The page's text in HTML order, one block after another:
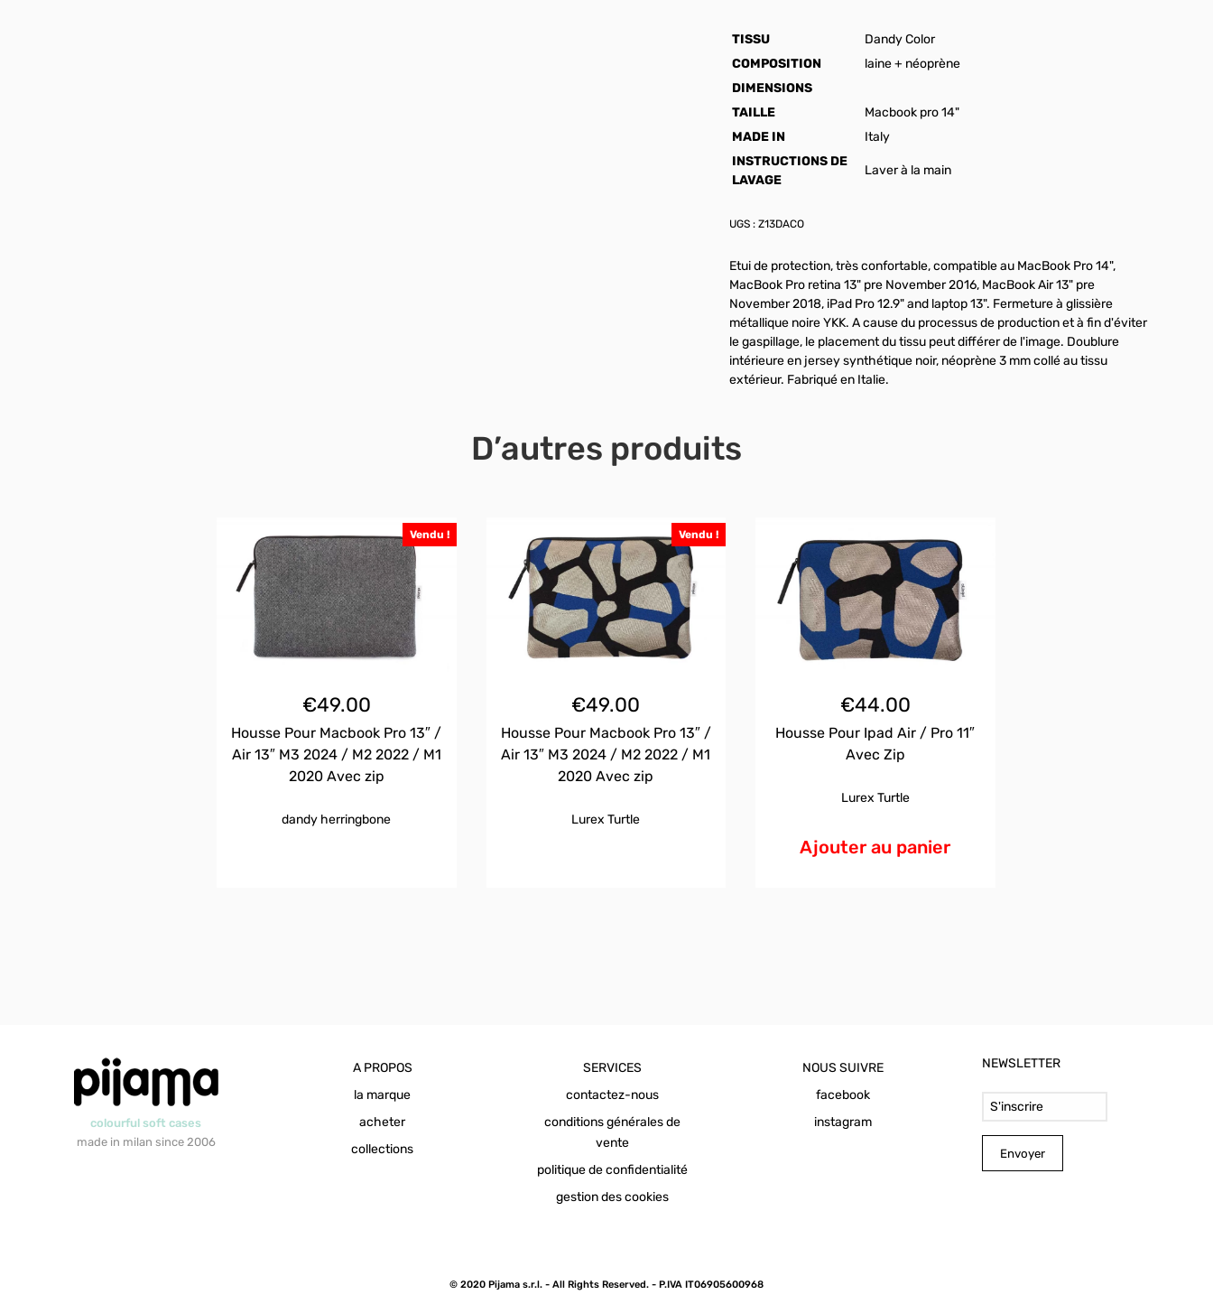
TISSU
Dandy Color
COMPOSITION
laine + néoprène
DIMENSIONS
TAILLE
Macbook pro 14"
MADE IN
Italy
INSTRUCTIONS DE
LAVAGE
Laver à la main
UGS : Z13DACO
Etui de protection, très confortable, compatible au MacBook Pro 14",
MacBook Pro retina 13" pre November 2016, MacBook Air 13" pre
November 2018, iPad Pro 12.9" and laptop 13". Fermeture à glissière
métallique noire YKK. A cause du processus de production et à fin d'éviter
le gaspillage, le placement du tissu peut différer de l'image. Doublure
intérieure en jersey synthétique noir, néoprène 3 mm collé au tissu
extérieur. Fabriqué en Italie.
D’autres produits
Vendu !
€49.00
Housse Pour Macbook Pro 13″ /
Air 13″ M3 2024 / M2 2022 / M1
2020 Avec zip
dandy herringbone
Vendu !
€49.00
Housse Pour Macbook Pro 13″ /
Air 13″ M3 2024 / M2 2022 / M1
2020 Avec zip
Lurex Turtle
€44.00
Housse Pour Ipad Air / Pro 11″
Avec Zip
Lurex Turtle
Ajouter au panier
colourful soft cases
made in milan since 2006
A PROPOS
la marque
acheter
collections
SERVICES
contactez-nous
conditions générales de
vente
politique de confidentialité
gestion des cookies
NOUS SUIVRE
facebook
instagram
NEWSLETTER
Envoyer
© 2020 Pijama s.r.l. - All Rights Reserved. - P.IVA IT06905600968